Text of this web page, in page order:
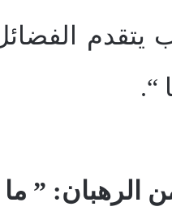
يتقدم
“.
” ما